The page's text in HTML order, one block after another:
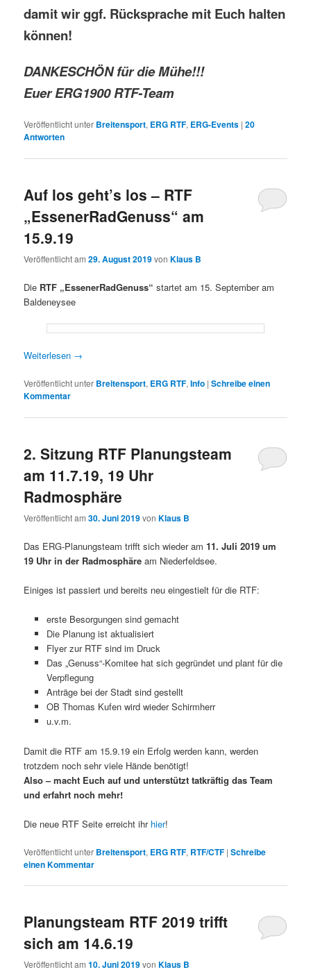
damit wir ggf. Rücksprache mit Euch halten
können!
DANKESCHÖN für die Mühe!!!
Euer ERG1900 RTF-Team
Veröffentlicht unter Breitensport, ERG RTF, ERG-Events |20
Antworten
Auf los geht’s los – RTF
„EssenerRadGenuss“ am
15.9.19
Veröffentlicht am29. August 2019vonKlaus B
Die RTF „EssenerRadGenuss“ startet am 15. September am
Baldeneysee
Weiterlesen →
Veröffentlicht unter Breitensport, ERG RTF,Info |Schreibe einen
Kommentar
2. Sitzung RTF Planungsteam
am 11.7.19, 19 Uhr
Radmosphäre
Veröffentlicht am30. Juni 2019vonKlaus B
Das ERG-Planungsteam trifft sich wieder am11. Juli 2019 um
19 Uhr in der Radmosphäre am Niederfeldsee.
Einiges ist passiert und bereits neu eingestielt für die RTF:
erste Besorgungen sind gemacht
Die Planung ist aktualisiert
Flyer zur RTF sind im Druck
Das „Genuss“-Komitee hat sich gegründet und plant für die
Verpflegung
Anträge bei der Stadt sind gestellt
OB Thomas Kufen wird wieder Schirmherr
u.v.m.
Damit die RTF am 15.9.19 ein Erfolg werden kann, werden
trotzdem noch sehr viele Hände benötigt!
Also – macht Euch auf und unterstützt tatkräftig das Team
und erfahrt noch mehr!
Die neue RTF Seite erreicht ihr hier!
Veröffentlicht unter Breitensport, ERG RTF, RTF/CTF |Schreibe
einen Kommentar
Planungsteam RTF 2019 trifft
sich am 14.6.19
Veröffentlicht am10. Juni 2019vonKlaus B